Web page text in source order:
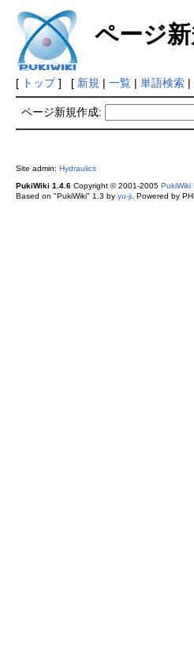
ページ
[ トップ] [ 新規 | 一覧| 単語検索|
ページ新規作成:
Site admin: Hydraulics
PukiWiki 1.4.6Copyright © 2001-2005 PukiWiki
Based on "PukiWiki" 1.3 by yu-ji. Powered by